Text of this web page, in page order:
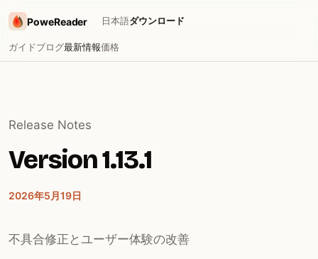
PoweReader
ガイドブログ最新情報価格
日本語ダウンロード
Release Notes
Version 1.13.1
2026年5月19日
不具合修正とユーザー体験の改善